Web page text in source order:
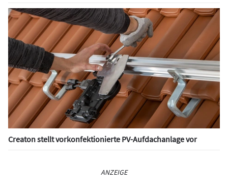
Creaton stellt vorkonfektionierte PV-Aufdachanlage vor
ANZEIGE